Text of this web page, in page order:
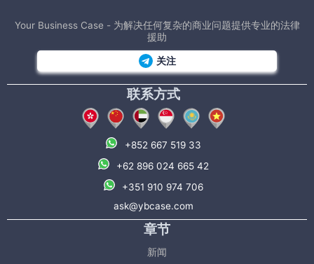
Your Business Case - 为解决任何复杂的商业问题提供专业的法律
援助
关注
联系方式
+852 667 519 33
+62 896 024 665 42
+351 910 974 706
ask@ybcase.com
章节
新闻